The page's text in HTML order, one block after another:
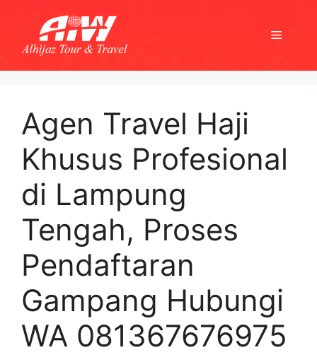
content
Menu
Agen Travel Haji
Khusus Profesional
di Lampung
Tengah, Proses
Pendaftaran
Gampang Hubungi
WA 081367676975